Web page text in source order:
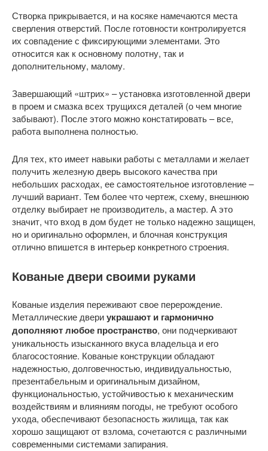
Створка прикрывается, и на косяке намечаются места
сверления отверстий. После готовности контролируется
их совпадение с фиксирующими элементами. Это
относится как к основному полотну, так и
дополнительному, малому.
Завершающий «штрих» – установка изготовленной двери
в проем и смазка всех трущихся деталей (о чем многие
забывают). После этого можно констатировать – все,
работа выполнена полностью.
Для тех, кто имеет навыки работы с металлами и желает
получить железную дверь высокого качества при
небольших расходах, ее самостоятельное изготовление –
лучший вариант. Тем более что чертеж, схему, внешнюю
отделку выбирает не производитель, а мастер. А это
значит, что вход в дом будет не только надежно защищен,
но и оригинально оформлен, и блочная конструкция
отлично впишется в интерьер конкретного строения.
Кованые двери своими руками
Кованые изделия переживают свое перерождение.
Металлические двериукрашают и гармонично
дополняют любое пространство, они подчеркивают
уникальность изысканного вкуса владельца и его
благосостояние. Кованые конструкции обладают
надежностью, долговечностью, индивидуальностью,
презентабельным и оригинальным дизайном,
функциональностью, устойчивостью к механическим
воздействиям и влияниям погоды, не требуют особого
ухода, обеспечивают безопасность жилища, так как
хорошо защищают от взлома, сочетаются с различными
современными системами запирания.